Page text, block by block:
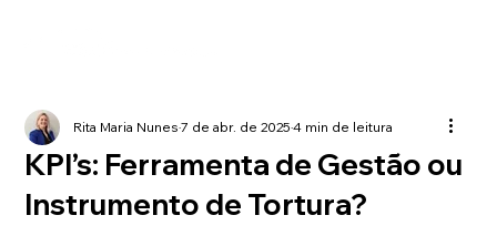
KPI’s: Ferramenta de Gestão ou
Instrumento de Tortura?
Rita Maria Nunes7 de abr. de 20254 min de leitura